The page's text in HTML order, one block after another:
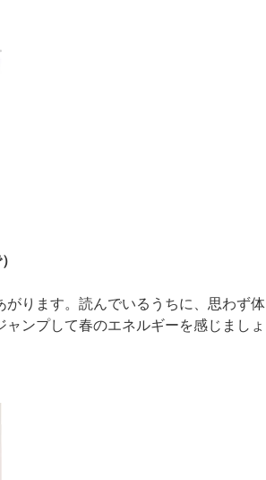
ります。読んでいるうちに、思わず体
ンプして春のエネルギーを感じましょ